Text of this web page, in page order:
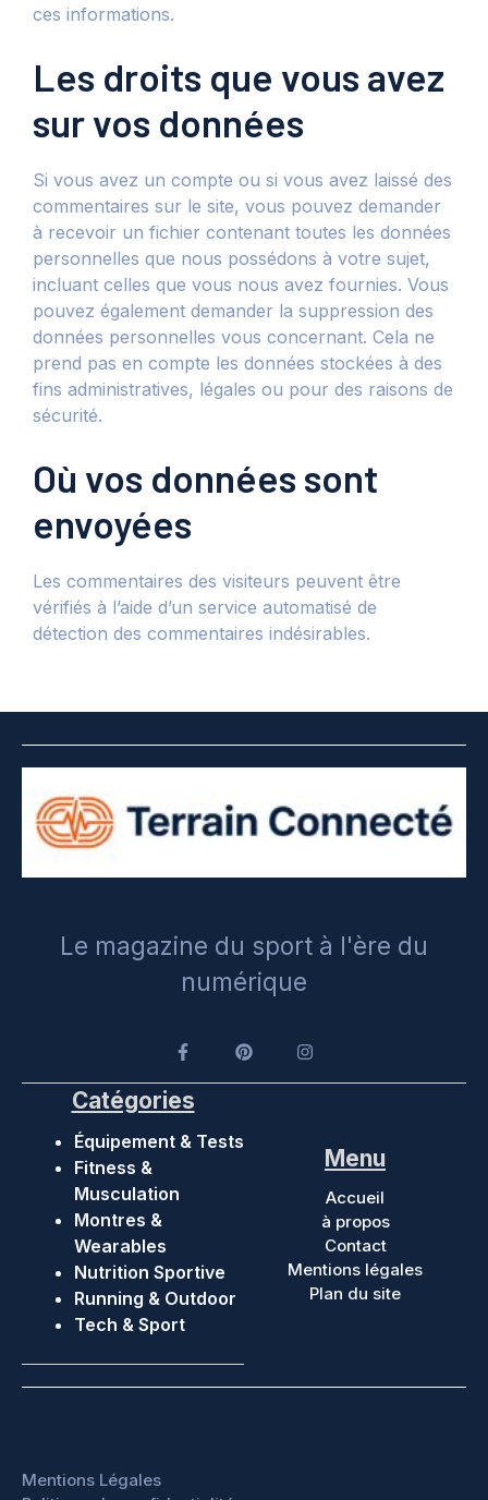
ces informations.
Les droits que vous avez
sur vos données
Si vous avez un compte ou si vous avez laissé des
commentaires sur le site, vous pouvez demander
à recevoir un fichier contenant toutes les données
personnelles que nous possédons à votre sujet,
incluant celles que vous nous avez fournies. Vous
pouvez également demander la suppression des
données personnelles vous concernant. Cela ne
prend pas en compte les données stockées à des
fins administratives, légales ou pour des raisons de
sécurité.
Où vos données sont
envoyées
Les commentaires des visiteurs peuvent être
vérifiés à l’aide d’un service automatisé de
détection des commentaires indésirables.
Le magazine du sport à l'ère du
numérique
Catégories
Équipement & Tests
Fitness &
Musculation
Montres &
Wearables
Nutrition Sportive
Running & Outdoor
Tech & Sport
Menu
Accueil
à propos
Contact
Mentions légales
Plan du site
Mentions Légales